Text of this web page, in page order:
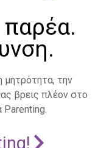
μητρότητα, την
βρεις πλέον στο
Parenting.